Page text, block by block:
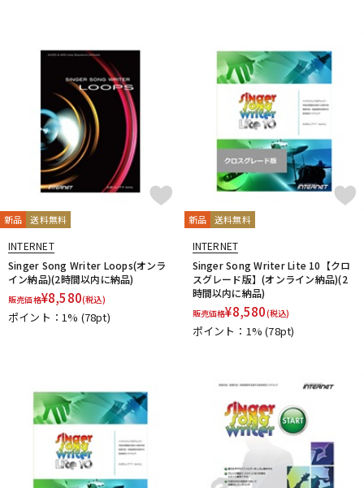
新品 送料無料
INTERNET
Singer Song Writer Loops(オンラ
イン納品)(2時間以内に納品)
販売価格¥8,580(税込)
ポイント：1% (78pt)
新品 送料無料
INTERNET
Singer Song Writer Lite 10【クロ
スグレード版】(オンライン納品)(2
時間以内に納品)
販売価格¥8,580(税込)
ポイント：1%(78pt)